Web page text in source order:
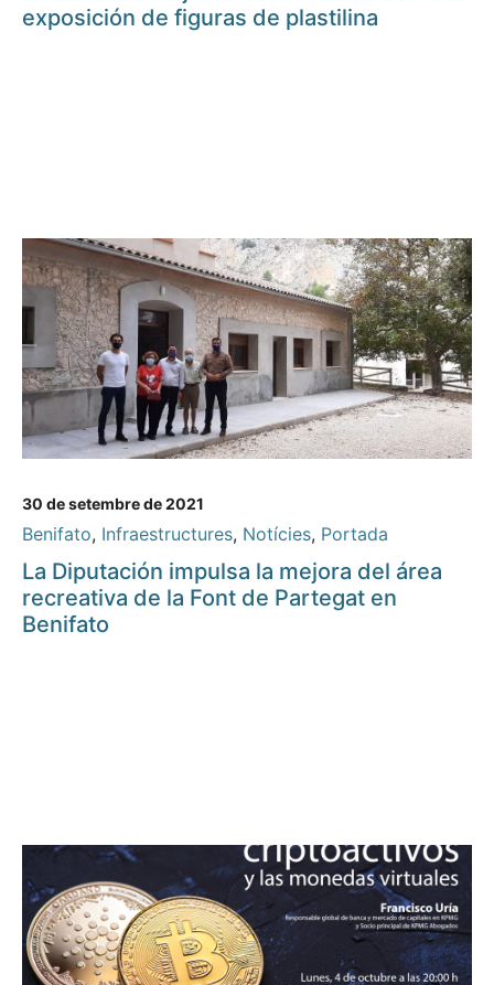
exposición de figuras de plastilina
30 de setembre de 2021
Benifato, Infraestructures, Notícies, Portada
La Diputación impulsa la mejora del área
recreativa de la Font de Partegat en
Benifato